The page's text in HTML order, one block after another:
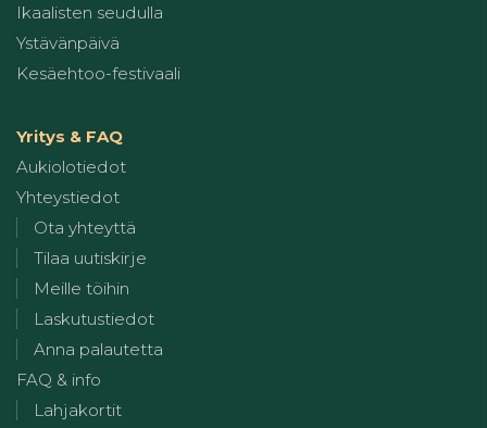
Ikaalisten seudulla
Ystävänpäivä
Kesäehtoo-festivaali
Yritys & FAQ
Aukiolotiedot
Yhteystiedot
Ota yhteyttä
Tilaa uutiskirje
Meille töihin
Laskutustiedot
Anna palautetta
FAQ & info
Lahjakortit